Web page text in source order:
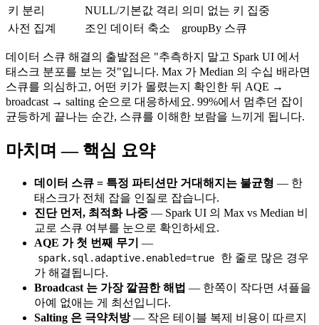
키 분리
NULL/기본값 격리 의미 없는 키 집중
사전 집계
조인 데이터 축소 groupBy 스큐
데이터 스큐 해결의 출발점은 "추측하지 말고 Spark UI 에서
태스크 분포를 보는 것"입니다. Max 가 Median 의 수십 배라면
스큐를 의심하고, 어떤 키가 몰렸는지 확인한 뒤 AQE →
broadcast → salting 순으로 대응하세요. 99%에서 멈추던 잡이
균등하게 끝나는 순간, 스큐를 이해한 보람을 느끼게 됩니다.
마치며 — 핵심 요약
데이터 스큐 = 특정 파티션만 거대해지는 불균형 — 한
태스크가 전체 잡을 인질로 잡습니다.
진단 먼저, 최적화 나중 — Spark UI 의 Max vs Median 비
교로 스큐 여부를 눈으로 확인하세요.
AQE 가 첫 번째 무기 —
spark.sql.adaptive.enabled=true
한 줄로 많은 경우
가 해결됩니다.
Broadcast 는 가장 깔끔한 해법 — 한쪽이 작다면 셔플을
아예 없애는 게 최선입니다.
Salting 은 극약처방— 작은 테이블 복제 비용이 따르지